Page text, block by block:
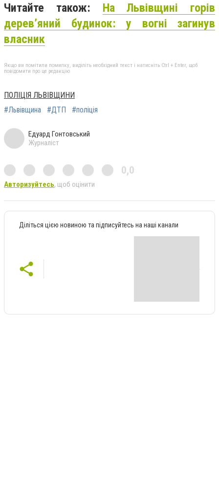
Читайте також: На Львівщині горів
дерев’яний будинок: у вогні загинув
власник
Якщо ви помітили помилку, виділіть необхідний текст і натисніть Ctrl + Enter, щоб
повідомити про це редакцію
ПОЛІЦІЯ ЛЬВІВЩИНИ
#Львівщина
#ДТП #поліція
Едуард Гонтовський
Журналіст
0,0
Авторизуйтесь, щоб оцінити
Діліться цією новиною та підписуйтесь на наші канали